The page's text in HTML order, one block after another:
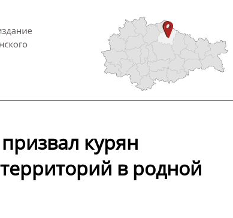
курян
территорий в родной